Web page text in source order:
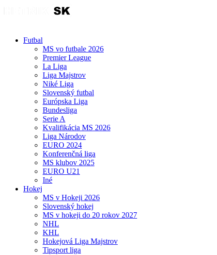
Futbal
MS vo futbale 2026
Premier League
La Liga
Liga Majstrov
Niké Liga
Slovenský futbal
Európska Liga
Bundesliga
Serie A
Kvalifikácia MS 2026
Liga Národov
EURO 2024
Konferenčná liga
MS klubov 2025
EURO U21
Iné
Hokej
MS v Hokeji 2026
Slovenský hokej
MS v hokeji do 20 rokov 2027
NHL
KHL
Hokejová Liga Majstrov
Tipsport liga